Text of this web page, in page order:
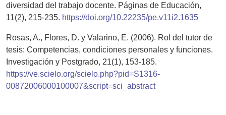
diversidad del trabajo docente. Páginas de Educación,
11(2), 215-235. https://doi.org/10.22235/pe.v11i2.1635
Rosas, A., Flores, D. y Valarino, E. (2006). Rol del tutor de
tesis: Competencias, condiciones personales y funciones.
Investigación y Postgrado, 21(1), 153-185.
https://ve.scielo.org/scielo.php?pid=S1316-
00872006000100007&script=sci_abstract